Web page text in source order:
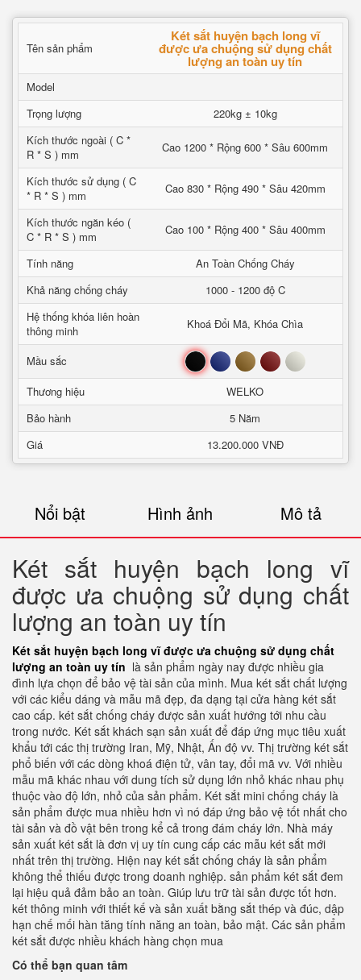
Tên sản phẩm
Két sắt huyện bạch long vĩ
được ưa chuộng sử dụng chất
lượng an toàn uy tín
Model
Trọng lượng
220kg ± 10kg
Kích thước ngoài ( C *
R * S ) mm
Cao 1200 * Rộng 600 * Sâu 600mm
Kích thước sử dụng ( C
* R * S ) mm
Cao 830 * Rộng 490 * Sâu 420mm
Kích thước ngăn kéo (
C * R * S ) mm
Cao 100 * Rộng 400 * Sâu 400mm
Tính năng
An Toàn Chống Cháy
Khả năng chống cháy
1000 - 1200 độ C
Hệ thống khóa liên hoàn
thông minh
Khoá Đổi Mã, Khóa Chìa
Mầu sắc Đen Xanh Nâu Đỏ Trắng
Thương hiệu
WELKO
Bảo hành
5 Năm
Giá
13.200.000 VNĐ
Nổi bật Hình ảnh Mô tả
Két sắt huyện bạch long vĩ
được ưa chuộng sử dụng chất
lượng an toàn uy tín
Két sắt huyện bạch long vĩ được ưa chuộng sử dụng chất
lượng an toàn uy tín là sản phẩm ngày nay được nhiều gia
đình lựa chọn để bảo vệ tài sản của mình. Mua két sắt chất lượng
với các kiểu dáng và mẫu mã đẹp, đa dạng tại cửa hàng két sắt
cao cấp. két sắt chống cháy được sản xuất hướng tới nhu cầu
trong nước. Két sắt khách sạn sản xuất để đáp ứng mục tiêu xuất
khẩu tới các thị trường Iran, Mỹ, Nhật, Ấn độ vv. Thị trường két sắt
phổ biến với các dòng khoá điện tử, vân tay, đổi mã vv. Với nhiều
mẫu mã khác nhau với dung tích sử dụng lớn nhỏ khác nhau phụ
thuộc vào độ lớn, nhỏ của sản phẩm. Két sắt mini chống cháy là
sản phẩm được mua nhiều hơn vì nó đáp ứng bảo vệ tốt nhất cho
tài sản và đồ vật bên trong kể cả trong đám cháy lớn. Nhà máy
sản xuất két sắt là đơn vị uy tín cung cấp các mẫu két sắt mới
nhất trên thị trường. Hiện nay két sắt chống cháy là sản phẩm
không thể thiếu được trong doanh nghiệp. sản phẩm két sắt đem
lại hiệu quả đảm bảo an toàn. Giúp lưu trữ tài sản được tốt hơn.
két thông minh với thiết kế và sản xuất bằng sắt thép và đúc, dập
hạn chế mối hàn tăng tính năng an toàn, bảo mật. Các sản phẩm
két sắt được nhiều khách hàng chọn mua
Có thể bạn quan tâm